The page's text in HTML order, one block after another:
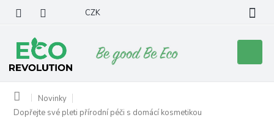
obsah
CZK
košík
Domů
Novinky
Dopřejte své pleti přírodní péči s domácí kosmetikou